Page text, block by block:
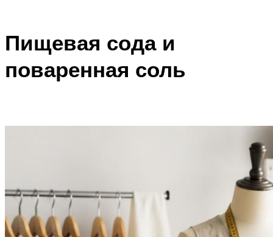
Пищевая сода и
поваренная соль